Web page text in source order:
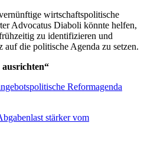
wirtschaftspolitische
Advocatus Diaboli könnte helfen,
zu identifizieren und
auf die politische Agenda zu setzen.
Reformagenda
stärker vom